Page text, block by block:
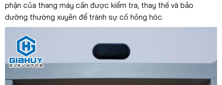
phận của thang máy cần được kiểm tra, thay thế và bảo
dưỡng thường xuyên để tránh sự cố hỏng hóc.